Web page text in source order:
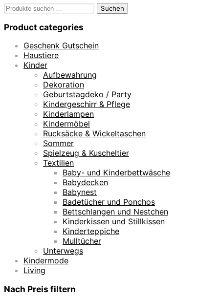
Suchen
nach:
Suchen
Product categories
Geschenk Gutschein
Haustiere
Kinder
Aufbewahrung
Dekoration
Geburtstagdeko / Party
Kindergeschirr & Pflege
Kinderlampen
Kindermöbel
Rucksäcke & Wickeltaschen
Sommer
Spielzeug & Kuscheltier
Textilien
Baby- und Kinderbettwäsche
Babydecken
Babynest
Badetücher und Ponchos
Bettschlangen und Nestchen
Kinderkissen und Stillkissen
Kinderteppiche
Mulltücher
Unterwegs
Kindermode
Living
Nach Preis filtern